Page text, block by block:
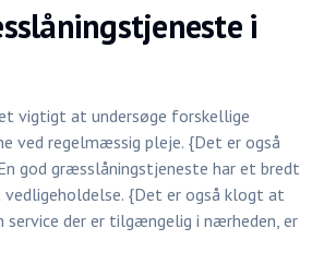
i
vigtigt at undersøge forskellige
ved regelmæssig pleje. {Det er også
god græsslåningstjeneste har et bredt
{Det er også klogt at
der er tilgængelig i nærheden, er